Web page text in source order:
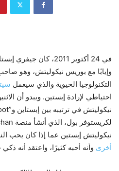
في 24 أكتوبر 2011، كان
وإيابًا مع بوريس نيكوليتش، وهو
التكنولوجيا الحيوية والذي سيعمل
احتياطي لإرادة إبستين. ويبدو أن
نيكوليتش ​​إبستين عما إذا كان يحب
أخرى وأنه أحبه كثيرًا، واعتقد أنه